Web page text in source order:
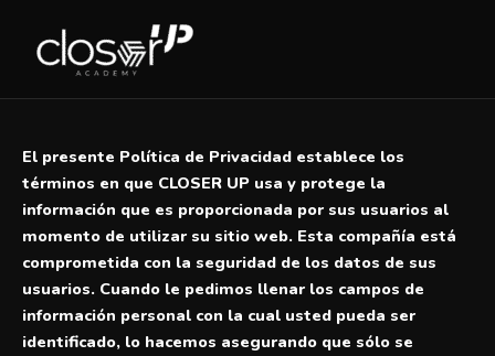
contenido
El presente Política de Privacidad establece los
términos en que CLOSER UP usa y protege la
información que es proporcionada por sus usuarios al
momento de utilizar su sitio web. Esta compañía está
comprometida con la seguridad de los datos de sus
usuarios. Cuando le pedimos llenar los campos de
información personal con la cual usted pueda ser
identificado, lo hacemos asegurando que sólo se